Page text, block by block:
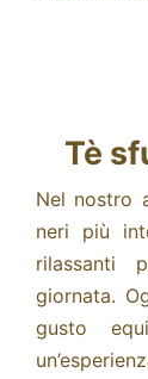
Tè
Nel nostro
neri più
rilassanti
giornata.
gusto